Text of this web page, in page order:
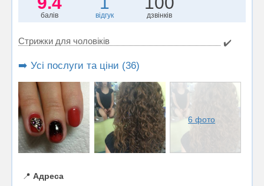
балів відгук дзвінків
Стрижки для чоловіків ✔️
➡️ Усі послуги та ціни (36)
6 фото
📍 Адреса